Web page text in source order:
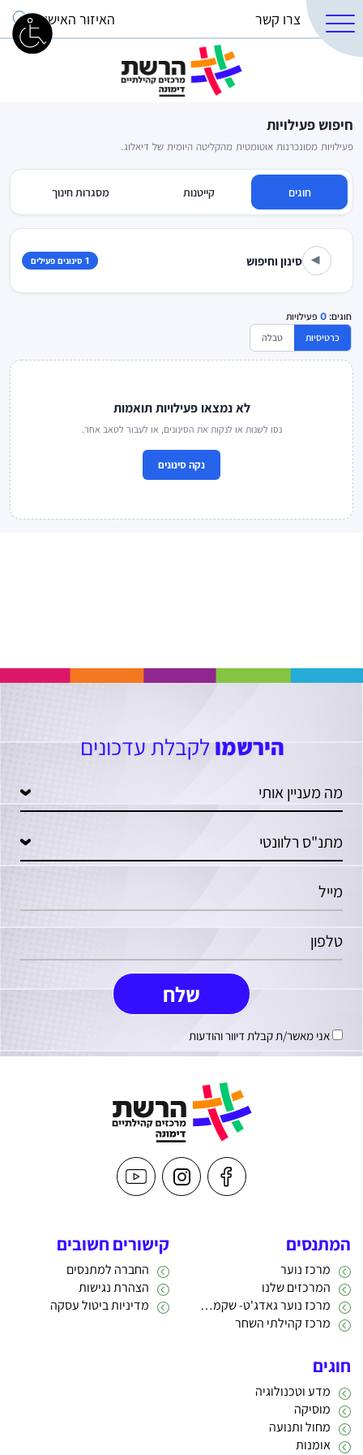
צרו קשר האיזור האישי
חיפוש פעילויות
פעילויות מסונכרנות אוטומטית מהקליטה היומית של דיאלוג.
חוגים קייטנות מסגרות חינוך
▾ סינון וחיפוש 1 סינונים פעילים
חוגים: 0 פעילויות
כרטיסיות
טבלה
לא נמצאו פעילויות תואמות
נסו לשנות או לנקות את הסינונים, או לעבור לטאב אחר.
נקה סינונים
הירשמולקבלת עדכונים
אני מאשר/ת קבלת דיוור והודעות
המתנסים
מרכז נוער
המרכזים שלנו
מרכז נוער גאדג'ט- שקמה 22
מרכז קהילתי השחר
קישורים חשובים
החברה למתנסים
הצהרת נגישות
מדיניות ביטול עסקה
חוגים
מדע וטכנולוגיה
מוסיקה
מחול ותנועה
אומנות